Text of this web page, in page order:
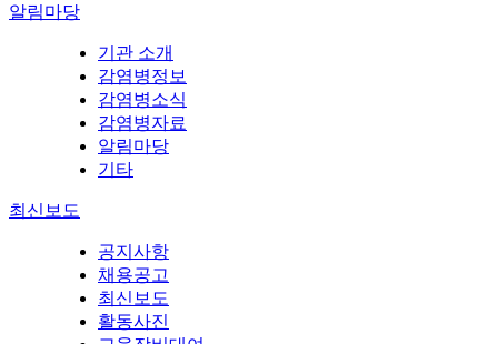
알림마당
기관 소개
감염병정보
감염병소식
감염병자료
알림마당
기타
최신보도
공지사항
채용공고
최신보도
활동사진